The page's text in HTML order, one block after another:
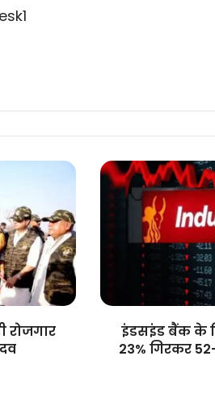
रोजगार
इंडसइंड
बैंक
निवेशकों
गिरकर
इंडसइंड बैंक के
23% गिरकर